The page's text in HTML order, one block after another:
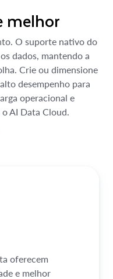
melhor
O suporte nativo do
dados, mantendo a
Crie ou dimensione
desempenho para
operacional e
AI Data Cloud.
oferecem
e melhor